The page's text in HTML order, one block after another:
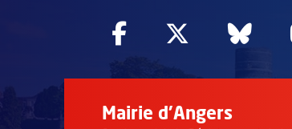
Facebook
, Ouvre une
Twitter
, Ouvre
,
Mairie d'Angers